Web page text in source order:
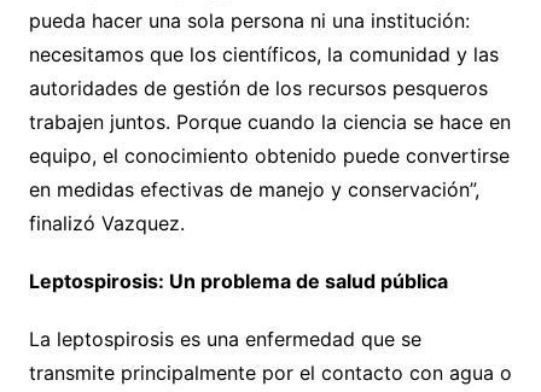
pueda hacer una sola persona ni una institución:
necesitamos que los científicos, la comunidad y las
autoridades de gestión de los recursos pesqueros
trabajen juntos. Porque cuando la ciencia se hace en
equipo, el conocimiento obtenido puede convertirse
en medidas efectivas de manejo y conservación”,
finalizó Vazquez.
Leptospirosis: Un problema de salud pública
La leptospirosis es una enfermedad que se
transmite principalmente por el contacto con agua o